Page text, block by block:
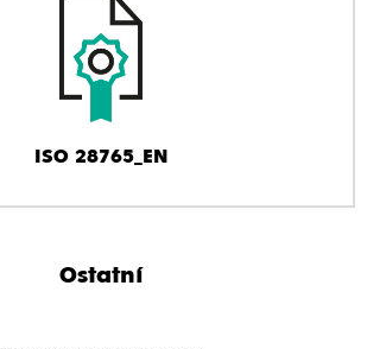
ISO 28765_EN
Ostatní